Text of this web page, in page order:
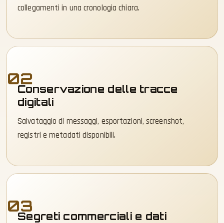
collegamenti in una cronologia chiara.
02
Conservazione delle tracce
digitali
Salvataggio di messaggi, esportazioni, screenshot,
registri e metadati disponibili.
03
Segreti commerciali e dati